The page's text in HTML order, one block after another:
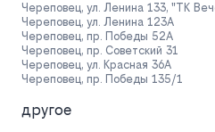
Череповец, ул. Ленина 133, "ТК
Череповец, ул. Ленина 123А
Череповец, пр. Победы 52А
Череповец, пр. Советский 31
Череповец, ул. Красная 36А
Череповец, пр. Победы 135/1
другое